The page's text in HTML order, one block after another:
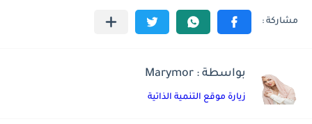
بواسطة : Marymor
زيارة موقع التنمية الذاتية